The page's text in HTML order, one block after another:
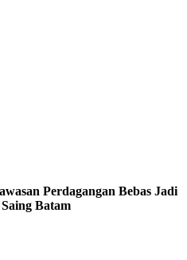
Perdagangan Bebas Jadi
Batam